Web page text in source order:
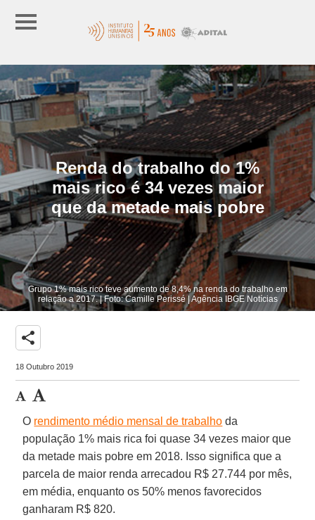
Renda do trabalho do 1%
mais rico é 34 vezes maior
que da metade mais pobre
Grupo 1% mais rico teve aumento de 8,4% na renda do trabalho em
relação a 2017. | Foto: Camille Perissé | Agência IBGE Notícias
share
18 Outubro 2019
O rendimento médio mensal de trabalho da
população 1% mais rica foi quase 34 vezes maior que
da metade mais pobre em 2018. Isso significa que a
parcela de maior renda arrecadou R$ 27.744 por mês,
em média, enquanto os 50% menos favorecidos
ganharam R$ 820.